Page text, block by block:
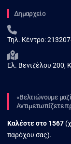
Δημαρχείο
Τηλ. Κέντρο:
Ελ. Βενιζέλου 200,
«Βελτιώνουμε
Αντιμετωπίζετε
Καλέστε στο 1567
παρόχου σας).